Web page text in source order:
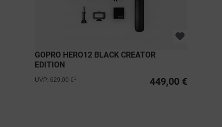
GOPRO HERO12 BLACK CREATOR
EDITION
449,00 €
UVP: 629,00 €